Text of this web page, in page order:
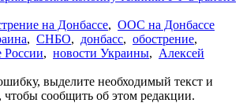
на Донбассе, ООС на Донбассе
, СНБО, донбасс, обострение,
России, новости Украины, Алексей
выделите необходимый текст и
сообщить об этом редакции.